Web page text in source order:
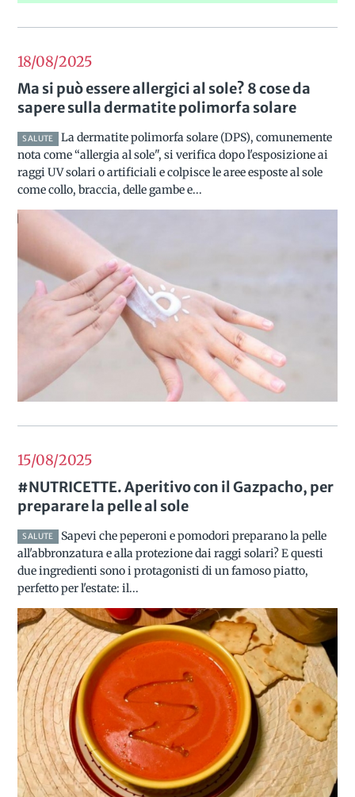
18/082025
Ma si può essere allergici al sole? 8 cose da
sapere sulla dermatite polimorfa solare
SALUTE
La dermatite polimorfa solare (DPS), comunemente
nota come “allergia al sole", si verifica dopo l'esposizione ai
raggi UV solari o artificiali e colpisce le aree esposte al sole
come collo, braccia, delle gambe e...
15/082025
#NUTRICETTE. Aperitivo con il Gazpacho, per
preparare la pelle al sole
SALUTE
Sapevi che peperoni e pomodori preparano la pelle
all'abbronzatura e alla protezione dai raggi solari? E questi
due ingredienti sono i protagonisti di un famoso piatto,
perfetto per l'estate: il...